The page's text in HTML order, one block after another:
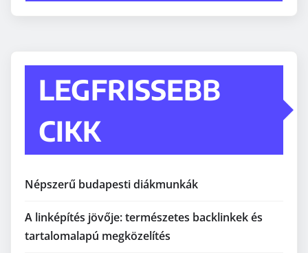
LEGFRISSEBB
CIKK
Népszerű budapesti diákmunkák
A linképítés jövője: természetes backlinkek és
tartalomalapú megközelítés